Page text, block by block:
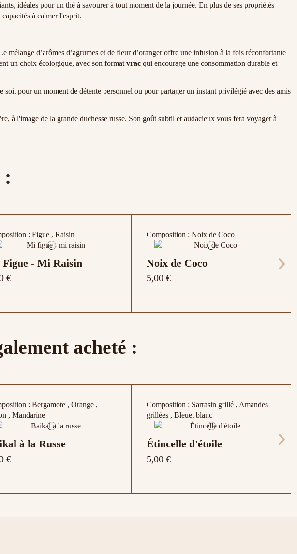
idéales pour un thé à savourer à tout moment de la journée. En plus de ses propriétés
à calmer l'esprit.
d’arômes d’agrumes et de fleur d’oranger offre une infusion à la fois réconfortante
un choix écologique, avec son format vrac qui encourage une consommation durable et
pour un moment de détente personnel ou pour partager un instant privilégié avec des amis
à l'image de la grande duchesse russe. Son goût subtil et audacieux vous fera voyager à
:
: Figue , Raisin
- Mi Raisin
€
Composition : Noix de Coco
Noix de Coco
5,00 €
, Chocolat
acheté :
: Bergamote , Orange ,
, Mandarine
à la Russe
€
Composition : Sarrasin grillé , Amandes
grillées , Bleuet blanc
Étincelle d'étoile
5,00 €